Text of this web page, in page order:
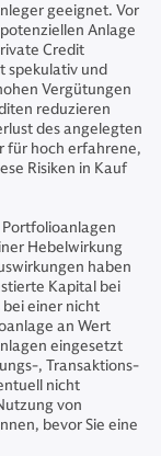
geeignet. Vor
Anlage
Credit
spekulativ und
Vergütungen
reduzieren
des angelegten
für hoch erfahrene,
Risiken in Kauf
Hebelwirkung
haben
Kapital bei
einer nicht
an Wert
eingesetzt
, Transaktions-
nicht
von
bevor Sie eine